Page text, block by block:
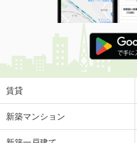
賃貸
新築マンション